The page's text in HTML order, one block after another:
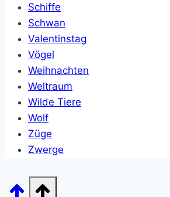
Schiffe
Schwan
Valentinstag
Vögel
Weihnachten
Weltraum
Wilde Tiere
Wolf
Züge
Zwerge